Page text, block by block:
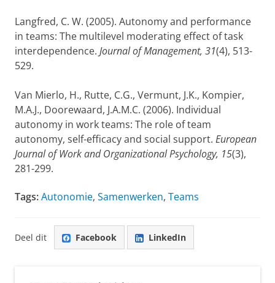
Langfred, C. W. (2005). Autonomy and performance
in teams: The multilevel moderating effect of task
interdependence. Journal of Management, 31(4), 513-
529.
Van Mierlo, H., Rutte, C.G., Vermunt, J.K., Kompier,
M.A.J., Doorewaard, J.A.M.C. (2006). Individual
autonomy in work teams: The role of team
autonomy, self-efficacy and social support. European
Journal of Work and Organizational Psychology, 15(3),
281-299.
Tags:Autonomie, Samenwerken, Teams
Deel dit Facebook LinkedIn